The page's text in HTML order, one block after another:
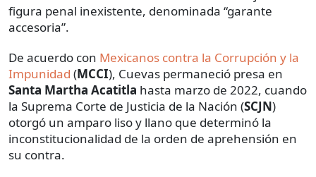
figura penal inexistente, denominada “garante
accesoria”.
De acuerdo con Mexicanos contra la Corrupción y la
Impunidad (MCCI), Cuevas permaneció presa en
Santa Martha Acatitla hasta marzo de 2022, cuando
la Suprema Corte de Justicia de la Nación (SCJN)
otorgó un amparo liso y llano que determinó la
inconstitucionalidad de la orden de aprehensión en
su contra.